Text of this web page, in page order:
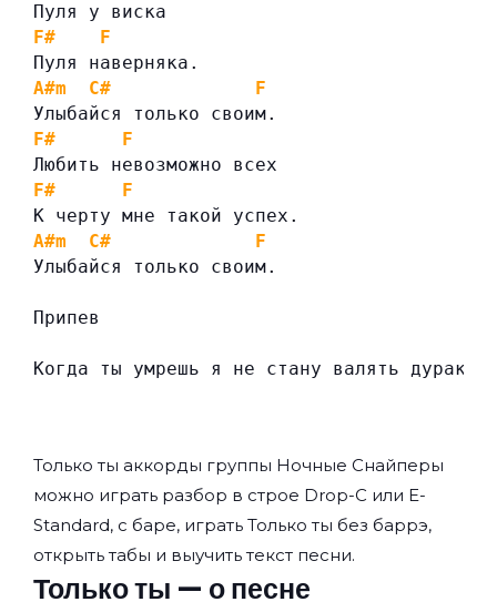
Пуля у виска
F#
F
Пуля наверняка.
A#m
C#
F
Улыбайся только своим.
F#
F
Любить невозможно всех
F#
F
К черту мне такой успех.
A#m
C#
F
Улыбайся только своим.
Припев
Когда ты умрешь я не стану валять дурака…
Только ты аккорды группы Ночные Снайперы
можно играть разбор в строе Drop-C или E-
Standard, с баре, играть Только ты без баррэ,
открыть табы и выучить текст песни.
Только ты — о песне